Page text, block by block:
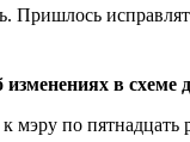
Пришлось
в схеме
мэру по пятнадцать